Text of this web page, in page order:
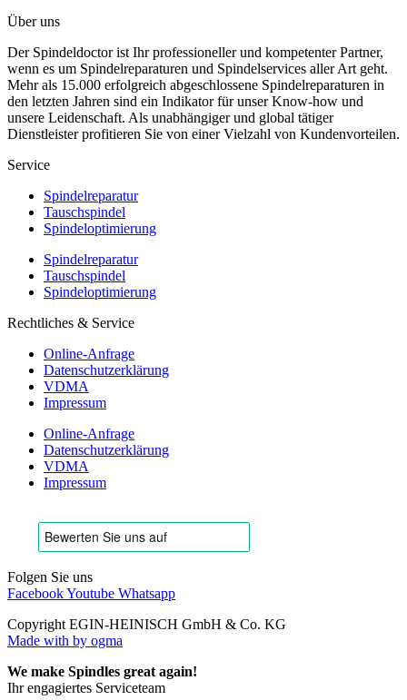
Über uns
Der Spindeldoctor ist Ihr professioneller und kompetenter Partner,
wenn es um Spindelreparaturen und Spindelservices aller Art geht.
Mehr als 15.000 erfolgreich abgeschlossene Spindelreparaturen in
den letzten Jahren sind ein Indikator für unser Know-how und
unsere Leidenschaft. Als unabhängiger und global tätiger
Dienstleister profitieren Sie von einer Vielzahl von Kundenvorteilen.
Service
Spindelreparatur
Tauschspindel
Spindeloptimierung
Spindelreparatur
Tauschspindel
Spindeloptimierung
Rechtliches & Service
Online-Anfrage
Datenschutzerklärung
VDMA
Impressum
Online-Anfrage
Datenschutzerklärung
VDMA
Impressum
Folgen Sie uns
FacebookYoutube Whatsapp
Copyright EGIN-HEINISCH GmbH & Co. KG
Made with by ogma
We make Spindles great again!
Ihr engagiertes Serviceteam